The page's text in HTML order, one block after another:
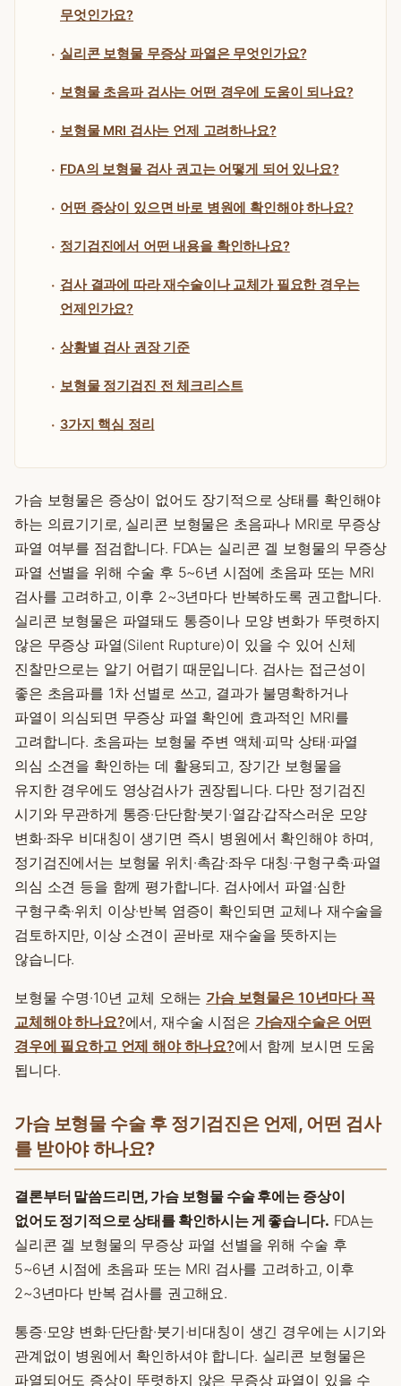
무엇인가요?
실리콘 보형물 무증상 파열은 무엇인가요?
보형물 초음파 검사는 어떤 경우에 도움이 되나요?
보형물 MRI 검사는 언제 고려하나요?
FDA의 보형물 검사 권고는 어떻게 되어 있나요?
어떤 증상이 있으면 바로 병원에 확인해야 하나요?
정기검진에서 어떤 내용을 확인하나요?
검사 결과에 따라 재수술이나 교체가 필요한 경우는
언제인가요?
상황별 검사 권장 기준
보형물 정기검진 전 체크리스트
3가지 핵심 정리
가슴 보형물은 증상이 없어도 장기적으로 상태를 확인해야
하는 의료기기로, 실리콘 보형물은 초음파나 MRI로 무증상
파열 여부를 점검합니다. FDA는 실리콘 겔 보형물의 무증상
파열 선별을 위해 수술 후 5~6년 시점에 초음파 또는 MRI
검사를 고려하고, 이후 2~3년마다 반복하도록 권고합니다.
실리콘 보형물은 파열돼도 통증이나 모양 변화가 뚜렷하지
않은 무증상 파열(Silent Rupture)이 있을 수 있어 신체
진찰만으로는 알기 어렵기 때문입니다. 검사는 접근성이
좋은 초음파를 1차 선별로 쓰고, 결과가 불명확하거나
파열이 의심되면 무증상 파열 확인에 효과적인 MRI를
고려합니다. 초음파는 보형물 주변 액체·피막 상태·파열
의심 소견을 확인하는 데 활용되고, 장기간 보형물을
유지한 경우에도 영상검사가 권장됩니다. 다만 정기검진
시기와 무관하게 통증·단단함·붓기·열감·갑작스러운 모양
변화·좌우 비대칭이 생기면 즉시 병원에서 확인해야 하며,
정기검진에서는 보형물 위치·촉감·좌우 대칭·구형구축·파열
의심 소견 등을 함께 평가합니다. 검사에서 파열·심한
구형구축·위치 이상·반복 염증이 확인되면 교체나 재수술을
검토하지만, 이상 소견이 곧바로 재수술을 뜻하지는
않습니다.
보형물 수명·10년 교체 오해는 가슴 보형물은 10년마다 꼭
교체해야 하나요?에서, 재수술 시점은 가슴재수술은 어떤
경우에 필요하고 언제 해야 하나요?에서 함께 보시면 도움
됩니다.
가슴 보형물 수술 후 정기검진은 언제, 어떤 검사
를 받아야 하나요?
결론부터 말씀드리면, 가슴 보형물 수술 후에는 증상이
없어도 정기적으로 상태를 확인하시는 게 좋습니다. FDA는
실리콘 겔 보형물의 무증상 파열 선별을 위해 수술 후
5~6년 시점에 초음파 또는 MRI 검사를 고려하고, 이후
2~3년마다 반복 검사를 권고해요.
통증·모양 변화·단단함·붓기·비대칭이 생긴 경우에는 시기와
관계없이 병원에서 확인하셔야 합니다. 실리콘 보형물은
파열되어도 증상이 뚜렷하지 않은 무증상 파열이 있을 수